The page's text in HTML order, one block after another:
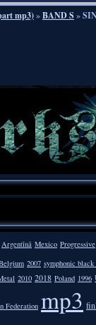
mp3)»BAND S »
Argentīnā Mexico Progressive
2007 symphonic
2010 2018 Poland 1996
Federation mp3